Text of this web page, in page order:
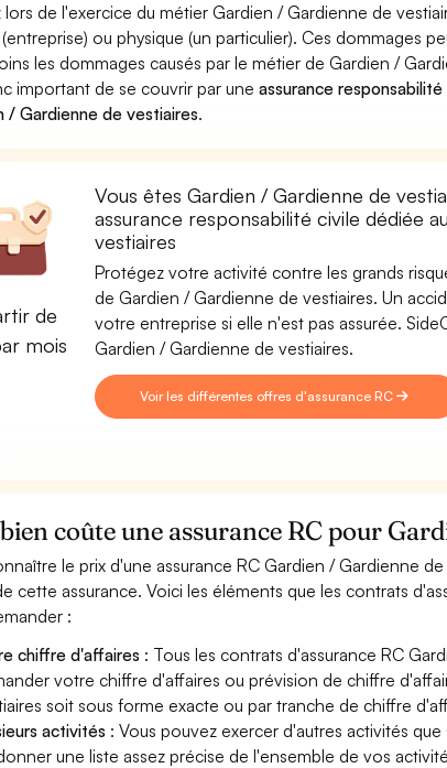
lors de l'exercice du métier Gardien / Gardienne de
ou physique (un particulier). Ces dommages
les dommages causés par le métier de Gardien /
important de se couvrir par uneassurance
/ Gardienne de vestiaires.
de
mois
Vous êtes Gardien / Gardienne de
assurance responsabilité civile dédiée
vestiaires
Protégez votre activité contre les grands
de Gardien / Gardienne de vestiaires. Un
votre entreprise si elle n'est pas assurée.
Gardien / Gardienne de vestiaires.
Voir les différentes offres d'assurance RC
coûte une assurance RC pour
le prix d'une assurance RC Gardien / Gardienne
cette assurance. Voici les éléments que les contrats
:
chiffre d'affaires : Tous les contrats d'assurance RC
votre chiffre d'affaires ou prévision de chiffre
soit sous forme exacte ou par tranche de chiffre
activités : Vous pouvez exercer d'autres activités
une liste assez précise de l'ensemble de vos